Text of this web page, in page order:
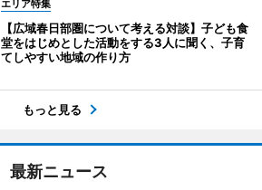
エリア特集
【広域春日部圏について考える対談】子ども食
堂をはじめとした活動をする3人に聞く、子育
てしやすい地域の作り方
もっと見る
最新ニュース